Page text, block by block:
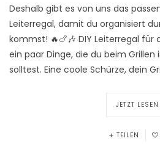
Deshalb gibt es von uns das
Leiterregal, damit du organisiert
kommst! 🔥🍗🎶 DIY Leiterregal für
ein paar Dinge, die du beim
solltest. Eine coole Schürze, dein
JETZT LESEN
TEILEN